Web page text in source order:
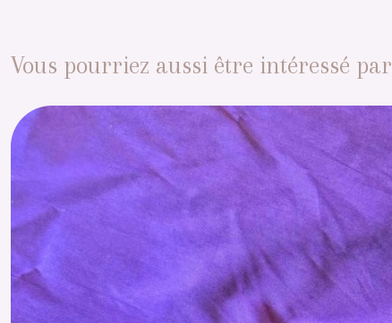
Vous pourriez aussi être intéressé par